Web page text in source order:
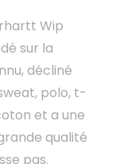
Wip
sur la
décliné
polo, t-
et a une
qualité
pas.